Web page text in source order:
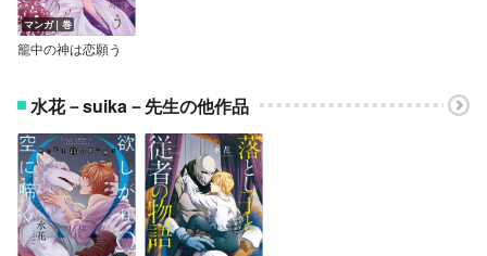
マンガ｜巻
籠中の神は恋願う
水花－suika－先生の他作品